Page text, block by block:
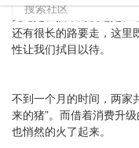
无论是从技术角度还是从
还有很长的路要走，这里
性让我们拭目以待。
不到一个月的时间，两家
来的猪”。而借着消费升
也悄然的火了起来。